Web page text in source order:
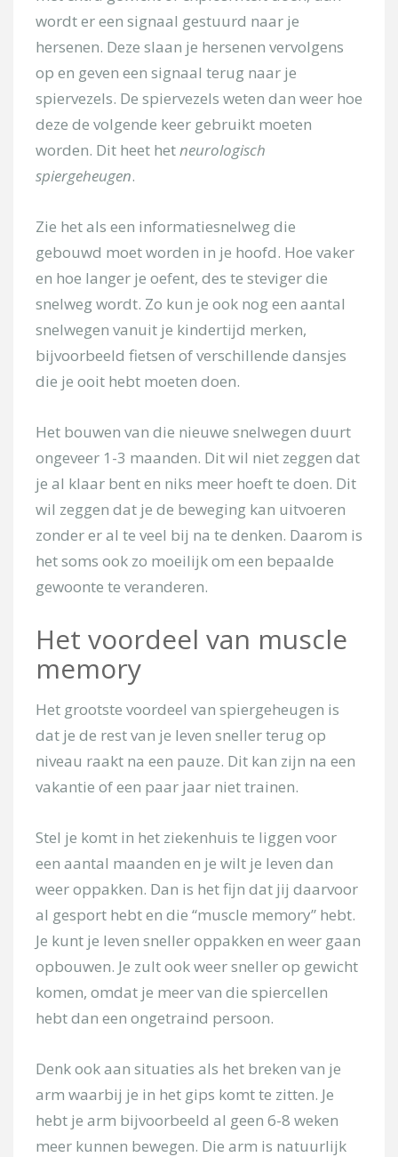
wordt er een signaal gestuurd naar je
hersenen. Deze slaan je hersenen vervolgens
op en geven een signaal terug naar je
spiervezels. De spiervezels weten dan weer hoe
deze de volgende keer gebruikt moeten
worden. Dit heet hetneurologisch
spiergeheugen.
Zie het als een informatiesnelweg die
gebouwd moet worden in je hoofd. Hoe vaker
en hoe langer je oefent, des te steviger die
snelweg wordt. Zo kun je ook nog een aantal
snelwegen vanuit je kindertijd merken,
bijvoorbeeld fietsen of verschillende dansjes
die je ooit hebt moeten doen.
Het bouwen van die nieuwe snelwegen duurt
ongeveer 1-3 maanden. Dit wil niet zeggen dat
je al klaar bent en niks meer hoeft te doen. Dit
wil zeggen dat je de beweging kan uitvoeren
zonder er al te veel bij na te denken. Daarom is
het soms ook zo moeilijk om een bepaalde
gewoonte te veranderen.
Het voordeel van muscle
memory
Het grootste voordeel van spiergeheugen is
dat je de rest van je leven sneller terug op
niveau raakt na een pauze. Dit kan zijn na een
vakantie of een paar jaar niet trainen.
Stel je komt in het ziekenhuis te liggen voor
een aantal maanden en je wilt je leven dan
weer oppakken. Dan is het fijn dat jij daarvoor
al gesport hebt en die “muscle memory” hebt.
Je kunt je leven sneller oppakken en weer gaan
opbouwen. Je zult ook weer sneller op gewicht
komen, omdat je meer van die spiercellen
hebt dan een ongetraind persoon.
Denk ook aan situaties als het breken van je
arm waarbij je in het gips komt te zitten. Je
hebt je arm bijvoorbeeld al geen 6-8 weken
meer kunnen bewegen. Die arm is natuurlijk